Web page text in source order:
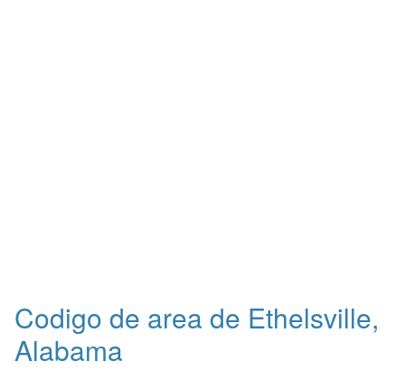
Codigo de area de Ethelsville,
Alabama